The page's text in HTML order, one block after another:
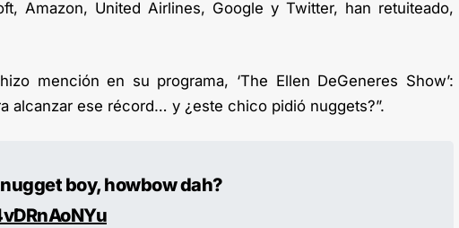
Amazon, United Airlines, Google y Twitter, han retuiteado,
mención en su programa, ‘The Ellen DeGeneres Show’:
alcanzar ese récord… y ¿este chico pidió nuggets?”.
boy, howbow dah?